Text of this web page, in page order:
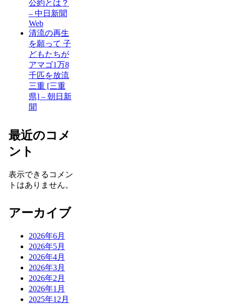
公約とは？
– 中日新聞
Web
清流の再生
を願って 子
どもたちが
アマゴ1万8
千匹を放流
三重 [三重
県] – 朝日新
聞
最近のコメ
ント
表示できるコメン
トはありません。
アーカイブ
2026年6月
2026年5月
2026年4月
2026年3月
2026年2月
2026年1月
2025年12月